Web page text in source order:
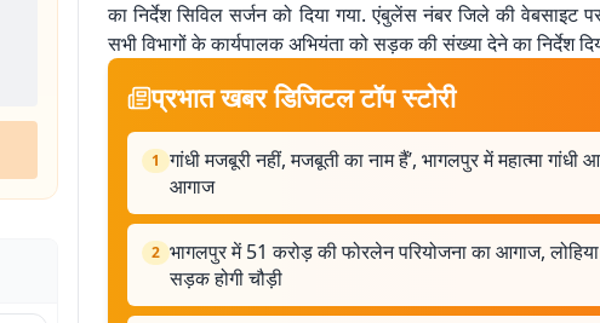
का निर्देश सिविल सर्जन को दिया गया. एंबुलेंस नंबर जिले की वेबसाइट
सभी विभागों के कार्यपालक अभियंता को सड़क की संख्या देने का निर्देश
प्रभात खबर डिजिटल टॉप स्टोरी
1 गांधी मजबूरी नहीं, मजबूती का नाम हैं’, भागलपुर में महात्मा गांधी
आगाज
2 भागलपुर में 51 करोड़ की फोरलेन परियोजना का आगाज,
सड़क होगी चौड़ी